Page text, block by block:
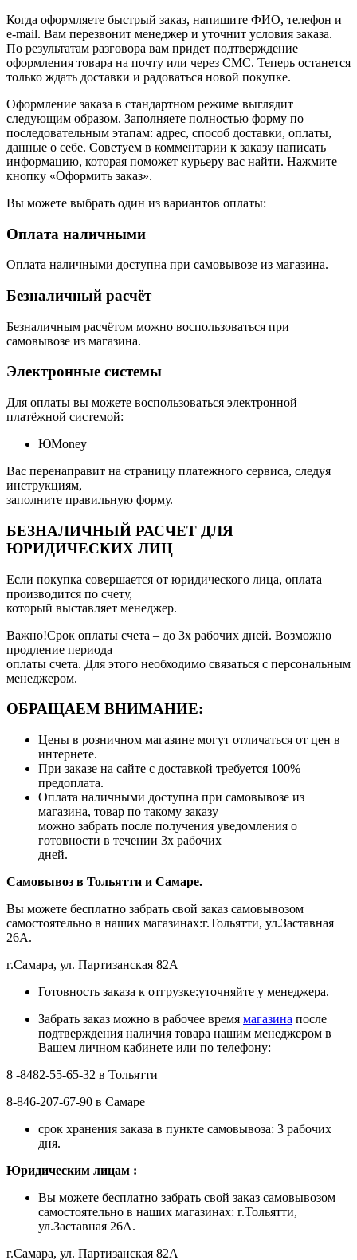
Когда оформляете быстрый заказ, напишите ФИО, телефон и
e-mail. Вам перезвонит менеджер и уточнит условия заказа.
По результатам разговора вам придет подтверждение
оформления товара на почту или через СМС. Теперь останется
только ждать доставки и радоваться новой покупке.
Оформление заказа в стандартном режиме выглядит
следующим образом. Заполняете полностью форму по
последовательным этапам: адрес, способ доставки, оплаты,
данные о себе. Советуем в комментарии к заказу написать
информацию, которая поможет курьеру вас найти. Нажмите
кнопку «Оформить заказ».
Вы можете выбрать один из вариантов оплаты:
Оплата наличными
Оплата наличными доступна при самовывозе из магазина.
Безналичный расчёт
Безналичным расчётом можно воспользоваться при
самовывозе из магазина.
Электронные системы
Для оплаты вы можете воспользоваться электронной
платёжной системой:
ЮMoney
Вас перенаправит на страницу платежного сервиса, следуя
инструкциям,
заполните правильную форму.
БЕЗНАЛИЧНЫЙ РАСЧЕТ ДЛЯ
ЮРИДИЧЕСКИХ ЛИЦ
Если покупка совершается от юридического лица, оплата
производится по счету,
который выставляет менеджер.
Важно!Срок оплаты счета – до 3х рабочих дней. Возможно
продление периода
оплаты счета. Для этого необходимо связаться с персональным
менеджером.
ОБРАЩАЕМ ВНИМАНИЕ:
Цены в розничном магазине могут отличаться от цен в
интернете.
При заказе на сайте с доставкой требуется 100%
предоплата.
Оплата наличными доступна при самовывозе из
магазина, товар по такому заказу
можно забрать после получения уведомления о
готовности в течении 3х рабочих
дней.
Самовывоз в Тольятти и Самаре.
Вы можете бесплатно забрать свой заказ самовывозом
самостоятельно в наших магазинах:г.Тольятти, ул.Заставная
26А.
г.Самара, ул. Партизанская 82А
Готовность заказа к отгрузке:уточняйте у менеджера.
Забрать заказ можно в рабочее время магазина после
подтверждения наличия товара нашим менеджером в
Вашем личном кабинете или по телефону:
8 -8482-55-65-32 в Тольятти
8-846-207-67-90 в Самаре
срок хранения заказа в пункте самовывоза: 3 рабочих
дня.
Юридическим лицам :
Вы можете бесплатно забрать свой заказ самовывозом
самостоятельно в наших магазинах: г.Тольятти,
ул.Заставная 26А.
г.Самара, ул. Партизанская 82А